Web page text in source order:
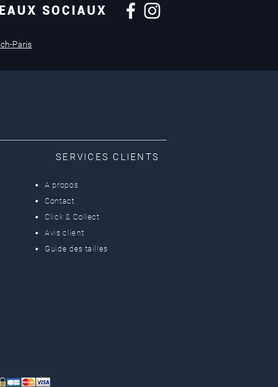
SOCIAUX
Paris
SERVICES CLIENTS
A propos
Contact
Click & Collect
Avis client
Guide des tailles